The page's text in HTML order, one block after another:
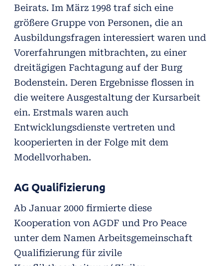
Beirats. Im März 1998 traf sich eine
größere Gruppe von Personen, die an
Ausbildungsfragen interessiert waren und
Vorerfahrungen mitbrachten, zu einer
dreitägigen Fachtagung auf der Burg
Bodenstein. Deren Ergebnisse flossen in
die weitere Ausgestaltung der Kursarbeit
ein. Erstmals waren auch
Entwicklungsdienste vertreten und
kooperierten in der Folge mit dem
Modellvorhaben.
AG Qualifizierung
Ab Januar 2000 firmierte diese
Kooperation von AGDF und Pro Peace
unter dem Namen Arbeitsgemeinschaft
Qualifizierung für zivile